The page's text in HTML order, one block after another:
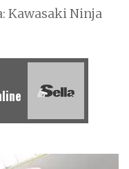
Kawasaki Ninja